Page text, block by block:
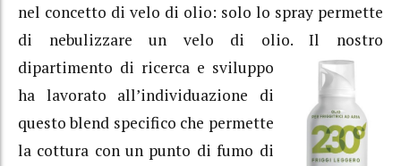
nel concetto di velo di olio: solo lo spray permette
di nebulizzare un velo di olio. Il nostro
dipartimento di ricerca e sviluppo
ha lavorato all’individuazione di
questo blend specifico che permette
la cottura con un punto di fumo di